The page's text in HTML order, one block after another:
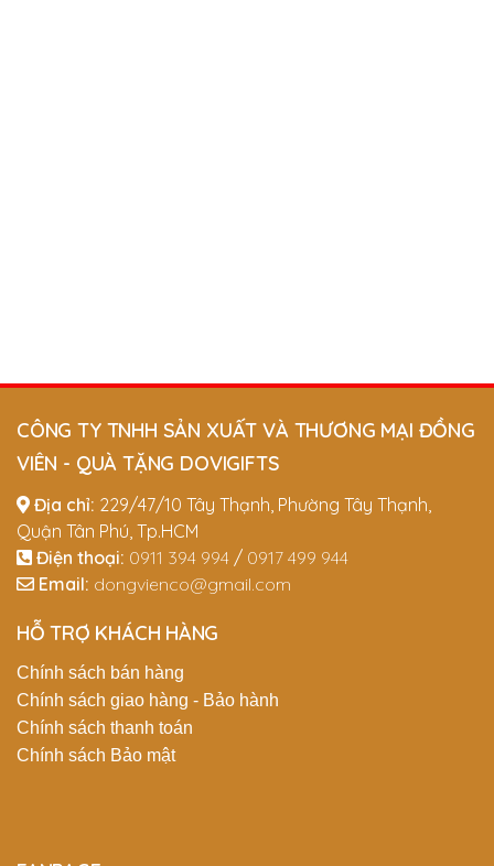
CÔNG TY TNHH SẢN XUẤT VÀ THƯƠNG MẠI ĐỒNG
VIÊN - QUÀ TẶNG DOVIGIFTS
Địa chỉ: 229/47/10 Tây Thạnh, Phường Tây Thạnh,
Quận Tân Phú, Tp.HCM
Điện thoại: 0911 394 994 / 0917 499 944
Email: dongvienco@gmail.com
HỖ TRỢ KHÁCH HÀNG
Chính sách bán hàng
Chính sách giao hàng - Bảo hành
Chính sách thanh toán
Chính sách Bảo mật